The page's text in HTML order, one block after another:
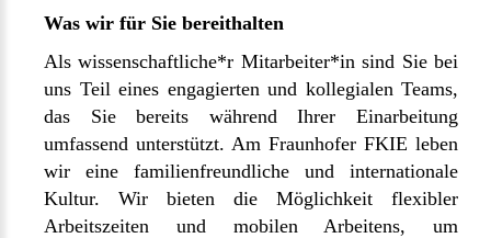
Was wir für Sie bereithalten
Als wissenschaftliche*r Mitarbeiter*in sind Sie bei
uns Teil eines engagierten und kollegialen Teams,
das Sie bereits während Ihrer Einarbeitung
umfassend unterstützt. Am Fraunhofer FKIE leben
wir eine familienfreundliche und internationale
Kultur. Wir bieten die Möglichkeit flexibler
Arbeitszeiten und mobilen Arbeitens, um